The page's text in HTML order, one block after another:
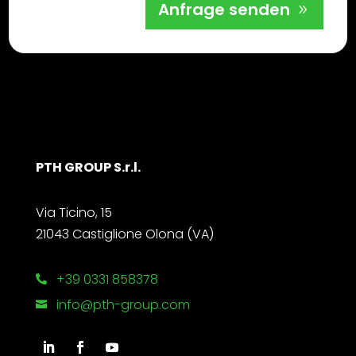
Anfrage senden
PTH GROUP S.r.l.
Via Ticino, 15
21043 Castiglione Olona (VA)
 +39 0331 858378
 info@pth-group.com